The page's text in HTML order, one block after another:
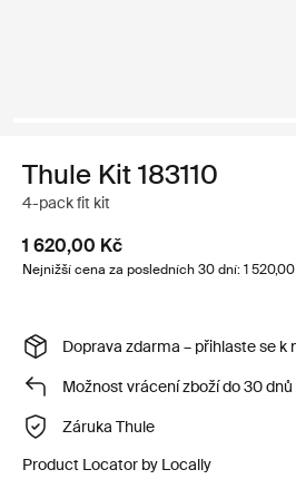
Thule Kit 183110
4-pack fit kit
1 620,00 Kč
Nejnižší cena za posledních 30 dní: 1
Doprava zdarma – přihlaste se k
Možnost vrácení zboží do 30 dnů
Záruka Thule
Product Locator by Locally